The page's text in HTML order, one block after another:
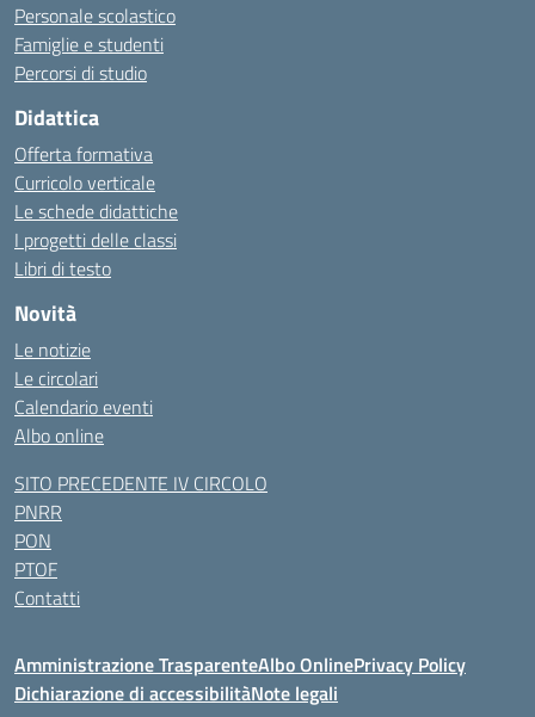
Personale scolastico
Famiglie e studenti
Percorsi di studio
Didattica
Offerta formativa
Curricolo verticale
Le schede didattiche
I progetti delle classi
Libri di testo
Novità
Le notizie
Le circolari
Calendario eventi
Albo online
SITO PRECEDENTE IV CIRCOLO
PNRR
PON
PTOF
Contatti
Amministrazione TrasparenteAlbo OnlinePrivacy Policy
Dichiarazione di accessibilitàNote legali